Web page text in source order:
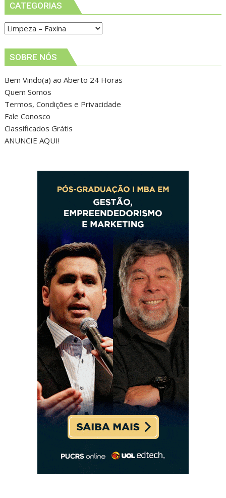
CATEGORIAS
Categorias
SOBRE NÓS
Bem Vindo(a) ao Aberto 24 Horas
Quem Somos
Termos, Condições e Privacidade
Fale Conosco
Classificados Grátis
ANUNCIE AQUI!